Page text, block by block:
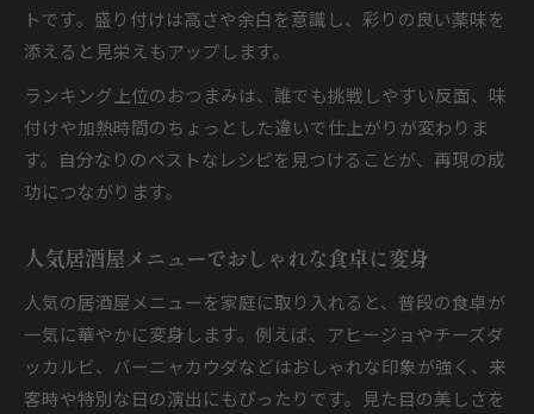
トです。盛り付けは高さや余白を意識し、彩りの良い薬味を
添えると見栄えもアップします。
ランキング上位のおつまみは、誰でも挑戦しやすい反面、味
付けや加熱時間のちょっとした違いで仕上がりが変わりま
す。自分なりのベストなレシピを見つけることが、再現の成
功につながります。
人気居酒屋メニューでおしゃれな食卓に変身
人気の居酒屋メニューを家庭に取り入れると、普段の食卓が
一気に華やかに変身します。例えば、アヒージョやチーズダ
ッカルビ、バーニャカウダなどはおしゃれな印象が強く、来
客時や特別な日の演出にもぴったりです。見た目の美しさを